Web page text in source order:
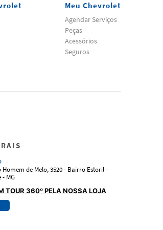
Meu Chevrolet
Agendar Serviços
Peças
Acessórios
Seguros
de Melo, 3520 - Bairro Estoril -
MG
TOUR 360º PELA NOSSA LOJA